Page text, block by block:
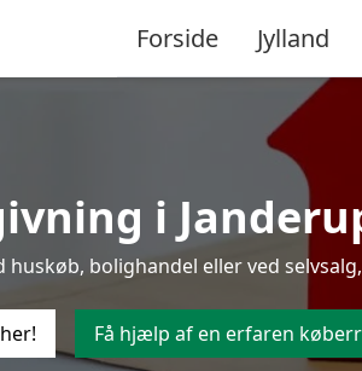
Forside Jylland
i
bolighandel eller ved
Få hjælp af en erfaren